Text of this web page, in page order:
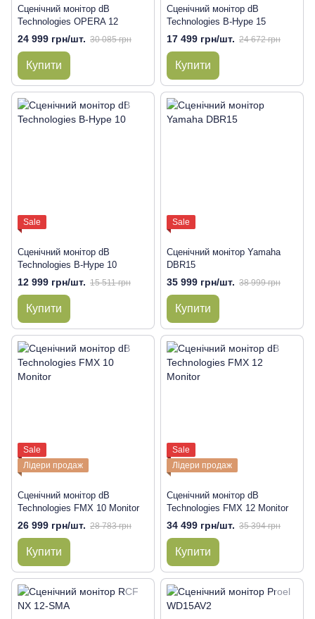
Сценічний монітор dB
Technologies OPERA 12
24 999 грн/шт. 30 085 грн
Купити
Сценічний монітор dB
Technologies B-Hype 15
17 499 грн/шт. 24 672 грн
Купити
Sale
Сценічний монітор dB
Technologies B-Hype 10
12 999 грн/шт. 15 511 грн
Купити
Sale
Сценічний монітор Yamaha
DBR15
35 999 грн/шт. 38 999 грн
Купити
Sale
Лідери продаж
Сценічний монітор dB
Technologies FMX 10 Monitor
26 999 грн/шт. 28 783 грн
Купити
Sale
Лідери продаж
Сценічний монітор dB
Technologies FMX 12 Monitor
34 499 грн/шт. 35 394 грн
Купити